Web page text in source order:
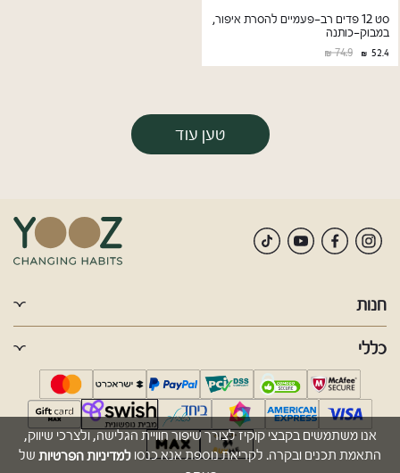
אנו משתמשים בקבצי קוקיז לצורך שיפור חוויית הגלישה, ולצרכי שיווק,
התאמת תכנים ובקרה. לקריאת נוספת אנא כנסו למדיניות הפרטיות של
סט 12 פדים רב-פעמיים להסרת איפור,
במבוק-כותנה
52.4
74.9
טען עוד
חנות
כללי